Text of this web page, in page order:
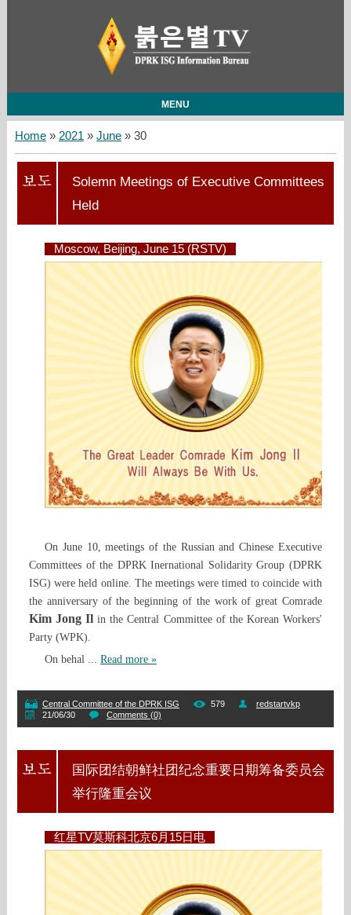
MENU
Home» 2021 » June » 30
Solemn Meetings of Executive Committees
Held
Moscow, Beijing, June 15 (RSTV)
On June 10, meetings of the Russian and Chinese Executive
Committees of the DPRK Inernational Solidarity Group (DPRK
ISG) were held online. The meetings were timed to coincide with
the anniversary of the beginning of the work of great Comrade
Kim Jong Il in the Central Committee of the Korean Workers'
Party (WPK).
On behal ... Read more »
Central Committee of the DPRK ISG 579
redstartvkp
21/06/30
Comments (0)
国际团结朝鲜社团纪念重要日期筹备委员会
举行隆重会议
红星TV莫斯科北京6月15日电